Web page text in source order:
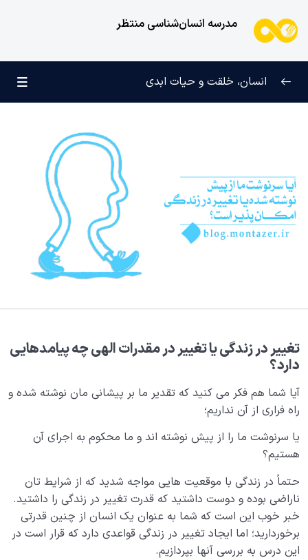
مدرسه انسان‌شناسی منتظر
چرا آفریده شده‌ایم؟
راز شادی و آرامش پایدار
0/13
0/11
بلوغ کودک عزیز روان 0/8
قضا و قدر و اختیار 0/13
ابتلاء و امتحان در زندگی
آیا پرهیزکاری به معنای ترس از خداست یا مفهوم دیگری
راه های کسب تقوا چیست و برای با تقوا شدن چه مراقبت
هایی لازم است؟
اهمیت تقوا در چیست؛ آیا تقوا از محدود شدن ما جلوگیری
می‌کند؟
سنت ابتلا یعنی چه؛ راز سختی ها و رنج های زندگی چیست؟
انسان، خلقت و حیات ابدی
تغییر در زندگی یا تغییر در مقدرات الهی چه پیامدهایی
دارد؟
آیا شما هم فکر می کنید که تقدیر ما بر پیشانی مان نوشته شده و
راه فراری از آن نداریم؛
یا سرنوشت ما را از پیش نوشته اند و ما محکوم به اجرای آن
هستیم؟
حتماً در زندگی با موقعیت هایی مواجه شدید که از شرایط تان
ناراضی بوده و دوست داشتید که قدرت تغییر در زندگی را داشتید.
خبر خوب این است که شما به عنوان یک انسان از چنین قدرتی
برخوردارید؛ اما ایجاد تغییر در زندگی قواعدی دارد که قرار است در
این درس به بررسی آنها بپردازیم.